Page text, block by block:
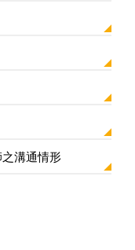
溝通情形